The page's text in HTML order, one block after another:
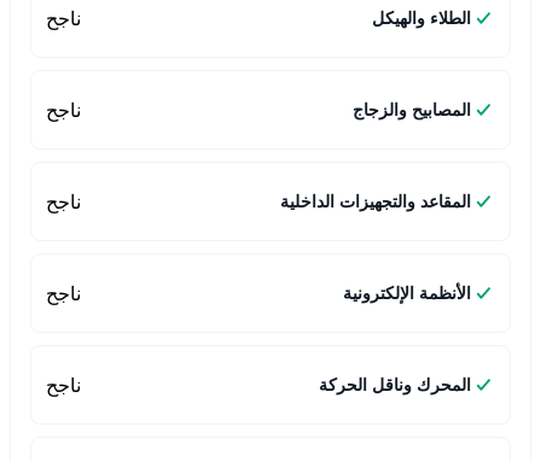
الطلاء والهيكل ناجح
المصابيح والزجاج ناجح
المقاعد والتجهيزات الداخلية ناجح
الأنظمة الإلكترونية ناجح
المحرك وناقل الحركة ناجح